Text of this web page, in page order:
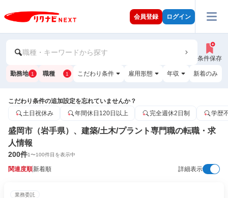
会員登録 ログイン
職種・キーワードから探す
条件保存
勤務地 1 職種 1 こだわり条件 雇用形態 年収 新着のみ
こだわり条件の追加設定を忘れていませんか？
土日祝休み
年間休日120日以上 完全週休2日制 学歴
盛岡市（岩手県）、建築/土木/プラント専門職の転職・求
人情報
200件1〜100件目を表示中
関連度順新着順 詳細表示
業務委託